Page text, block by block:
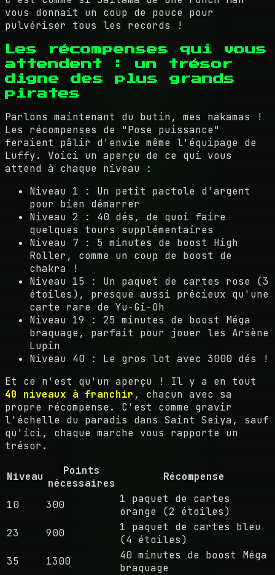
vous donnait un coup de pouce pour
pulvériser tous les records !
Les récompenses qui vous
attendent : un trésor
digne des plus grands
pirates
Parlons maintenant du butin, mes nakamas !
Les récompenses de "Pose puissance"
feraient pâlir d'envie même l'équipage de
Luffy. Voici un aperçu de ce qui vous
attend à chaque niveau :
Niveau 1 : Un petit pactole d'argent
pour bien démarrer
Niveau 2 : 40 dés, de quoi faire
quelques tours supplémentaires
Niveau 7 : 5 minutes de boost High
Roller, comme un coup de boost de
chakra !
Niveau 15 : Un paquet de cartes rose (3
étoiles), presque aussi précieux qu'une
carte rare de Yu-Gi-Oh
Niveau 19 : 25 minutes de boost Méga
braquage, parfait pour jouer les Arsène
Lupin
Niveau 40 : Le gros lot avec 3000 dés !
Et ce n'est qu'un aperçu ! Il y a en tout
40 niveaux à franchir , chacun avec sa
propre récompense. C'est comme gravir
l'échelle du paradis dans Saint Seiya, sauf
qu'ici, chaque marche vous rapporte un
trésor.
Niveau
Points
nécessaires
Récompense
10 300
1 paquet de cartes
orange (2 étoiles)
23
900
1 paquet de cartes bleu
(4 étoiles)
35
1300
40 minutes de boost Méga
braquage